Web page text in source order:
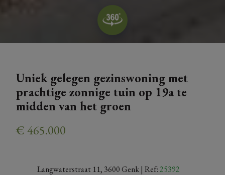
Uniek gelegen gezinswoning met
prachtige zonnige tuin op 19a te
midden van het groen
€ 465.000
Langwaterstraat 11, 3600 Genk| Ref:25392